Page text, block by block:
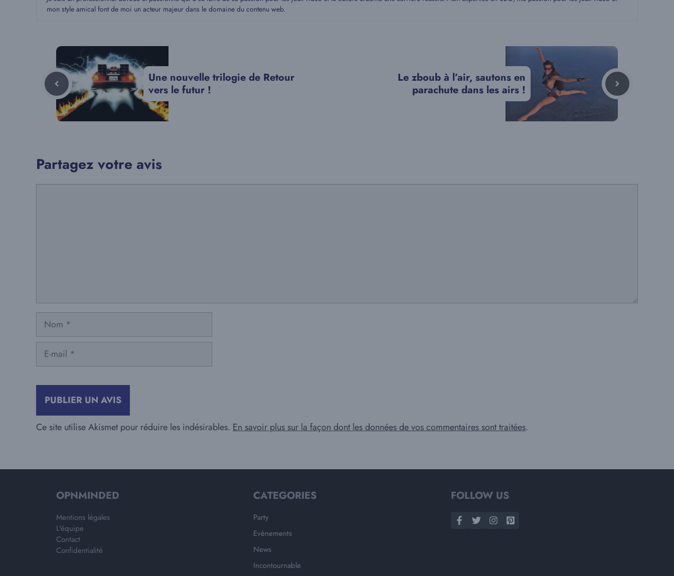
mon style amical font de moi un acteur majeur dans le domaine du contenu web.
Une nouvelle trilogie de Retour
vers le futur !
Le zboub à l’air, sautons en
parachute dans les airs !
Partagez votre avis
Nom
mail
Ce site utilise Akismet pour réduire les indésirables. En savoir plus sur la façon dont les données de vos commentaires sont traitées.
OPNMINDED
Mentions légales
L'équipe
Contact
Confidentialité
CATEGORIES
Party
Evènements
News
Incontournable
FOLLOW US